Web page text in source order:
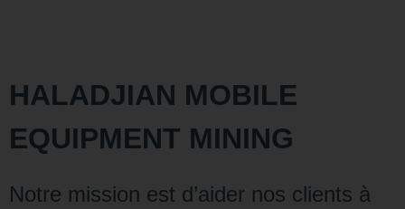
HALADJIAN MOBILE
EQUIPMENT MINING
Notre mission est d’aider nos clients à